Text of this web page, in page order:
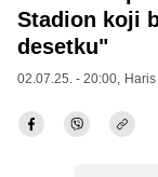
Stadion koji
desetku"
02.07.25. - 20:00,